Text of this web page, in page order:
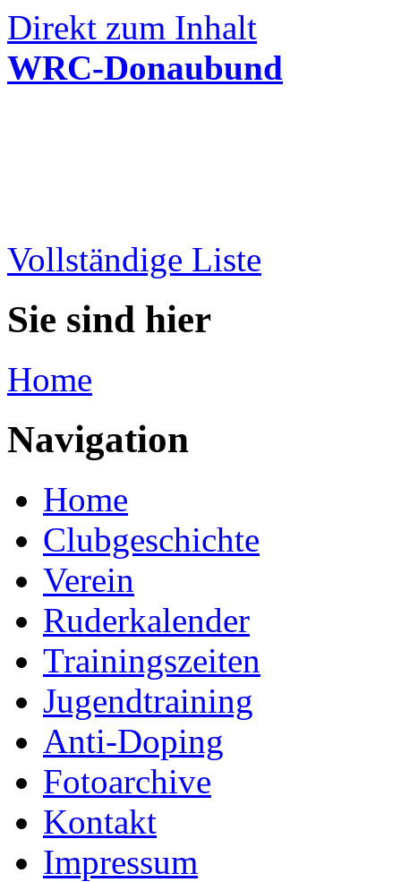
Direkt zum Inhalt
WRC-Donaubund
Vollständige Liste
Sie sind hier
Home
Navigation
Home
Clubgeschichte
Verein
Ruderkalender
Trainingszeiten
Jugendtraining
Anti-Doping
Fotoarchive
Kontakt
Impressum